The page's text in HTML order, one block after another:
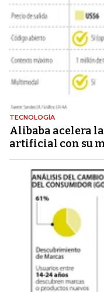
TECNOLOGÍA
Alibaba acelera
artificial con su